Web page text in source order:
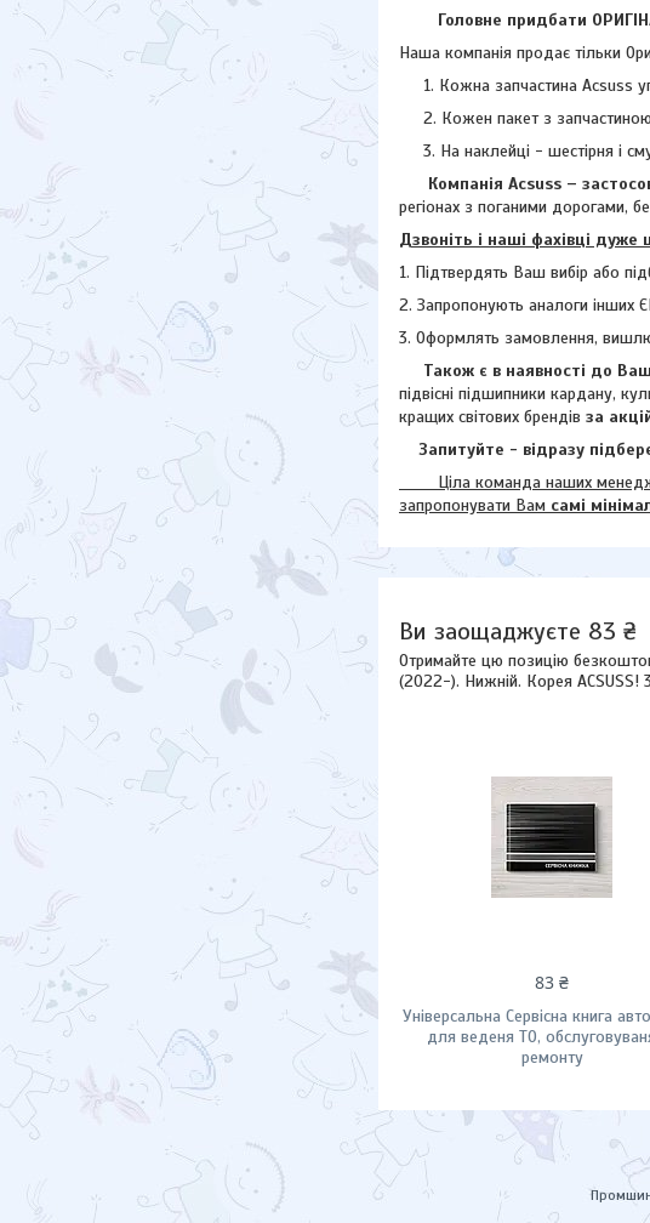
Головне придбати
Наша компанія продає тільки
Кожна запчастина Acsuss
Кожен пакет з
На наклейці - шестірня і
Компанія Acsuss –
регіонах з поганими дорогами,
Дзвоніть і наші фахівці дуже
1. Підтвердять Ваш вибір або
2. Запропонують аналоги інших
3. Оформлять замовлення,
Також є в наявності до
підвісні підшипники кардану,
кращих світових брендів за
Запитуйте - відразу
Ціла команда наших
запропонувати Вам самі
Ви заощаджуєте 83 ₴
Отримайте цю позицію
(2022-). Нижній. Корея ACSUSS!
83 ₴
Універсальна Сервісна книга
для веденя ТО,
ремонту